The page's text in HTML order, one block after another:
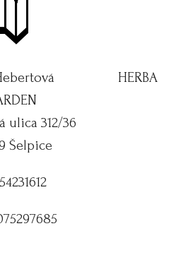
HERBA
ulica 312/36
Šelpice